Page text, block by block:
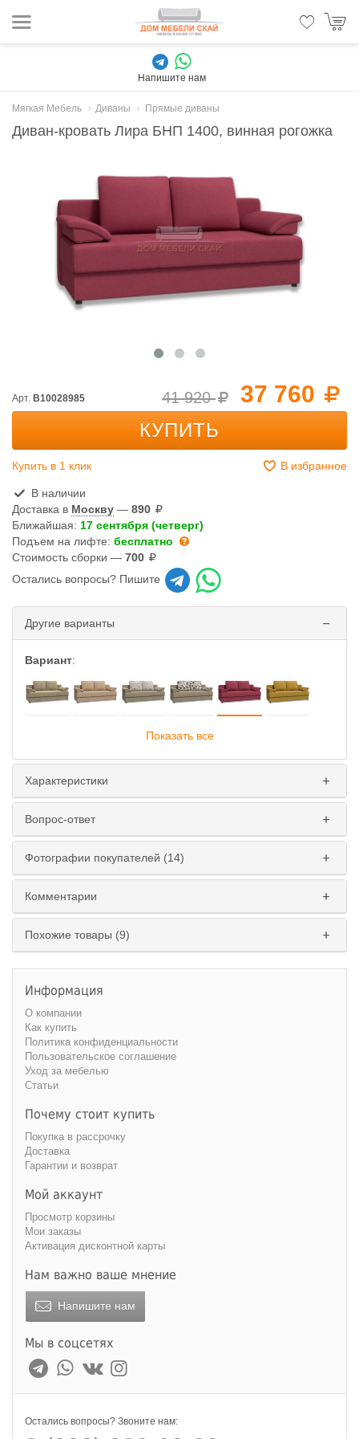
Напишите нам
Мягкая Мебель Диваны Прямые диваны
Диван-кровать Лира БНП 1400, винная рогожка
37 760
41 920
Арт. B10028985
КУПИТЬ
Купить в 1 клик В избранное
В наличии
Доставка в Москву — 890
Ближайшая: 17 сентября (четверг)
Подъем на лифте: бесплатно
Стоимость сборки — 700
Остались вопросы? Пишите
Другие варианты
Вариант:
зависимый независимый
Ширина спального места:
135 см. 160 см.
Показать все
Характеристики
Вопрос-ответ
Фотографии покупателей (14)
Комментарии
Похожие товары (9)
Информация
О компании
Как купить
Политика конфиденциальности
Пользовательское соглашение
Уход за мебелью
Статьи
Почему стоит купить
Покупка в рассрочку
Доставка
Гарантии и возврат
Мой аккаунт
Просмотр корзины
Мои заказы
Активация дисконтной карты
Нам важно ваше мнение
Напишите нам
Мы в соцсетях
Остались вопросы? Звоните нам: